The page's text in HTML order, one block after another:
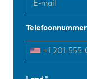
Telefoonnummer
EN